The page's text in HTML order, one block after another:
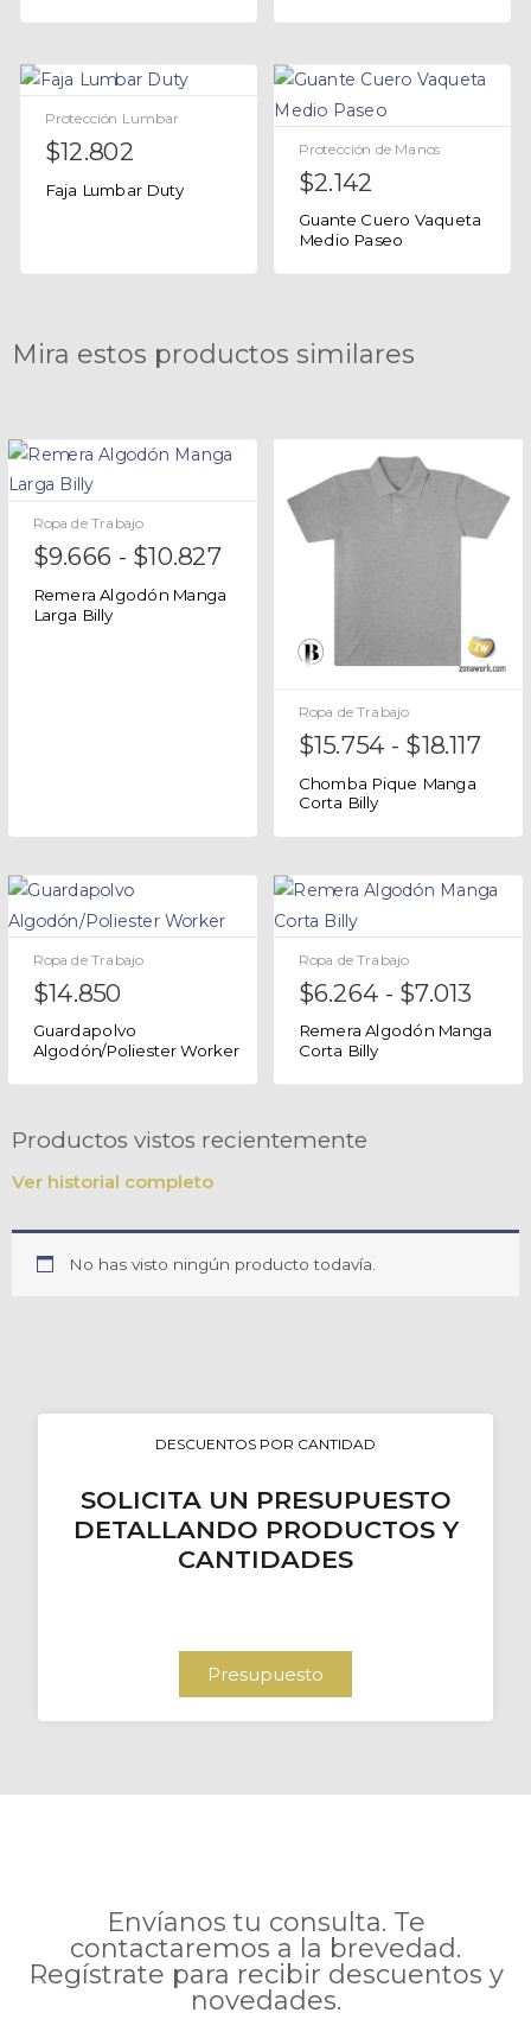
Protección Lumbar
$12.802
Faja Lumbar Duty
Protección de Manos
$2.142
Guante Cuero Vaqueta
Medio Paseo
Mira estos productos similares
Ropa de Trabajo
$9.666 - $10.827
Remera Algodón Manga
Larga Billy
Ropa de Trabajo
$15.754 - $18.117
Chomba Pique Manga
Corta Billy
Ropa de Trabajo
$14.850
Guardapolvo
Algodón/Poliester Worker
Ropa de Trabajo
$6.264 - $7.013
Remera Algodón Manga
Corta Billy
Productos vistos recientemente
Ver historial completo
No has visto ningún producto todavía.
DESCUENTOS POR CANTIDAD
SOLICITA UN PRESUPUESTO
DETALLANDO PRODUCTOS Y
CANTIDADES
Presupuesto
Envíanos tu consulta. Te
contactaremos a la brevedad.
Regístrate para recibir descuentos y
novedades.